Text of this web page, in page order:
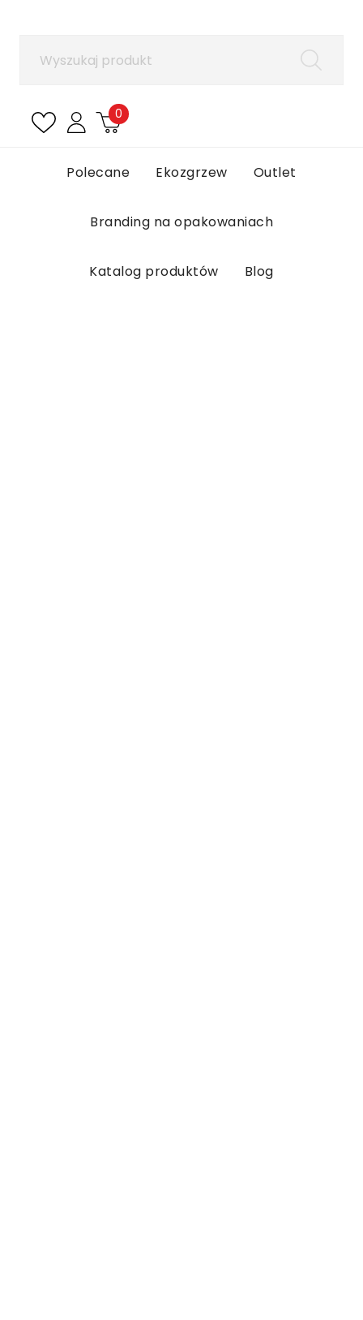
0
Polecane Ekozgrzew Outlet
Branding na opakowaniach
Katalog produktów Blog
Aby zapisać produkty na liście ulubionych, musisz
Anuluj Zaloguj się